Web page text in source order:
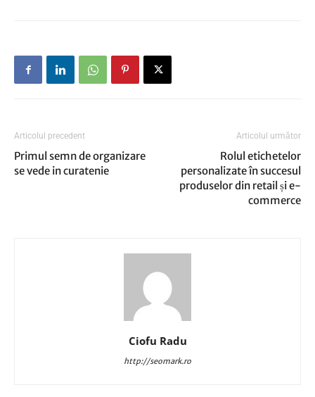
Articolul precedent
Primul semn de organizare
se vede in curatenie
Articolul următor
Rolul etichetelor
personalizate în succesul
produselor din retail și e-
commerce
Ciofu Radu
http://seomark.ro